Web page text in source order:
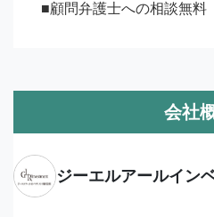
■顧問弁護士への相談無料
会社
ジーエルアールイン